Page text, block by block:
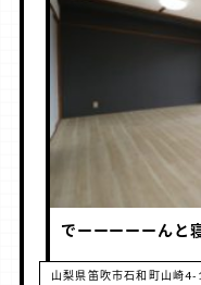
でーーーーーんと
山梨県笛吹市石和町山崎4-1